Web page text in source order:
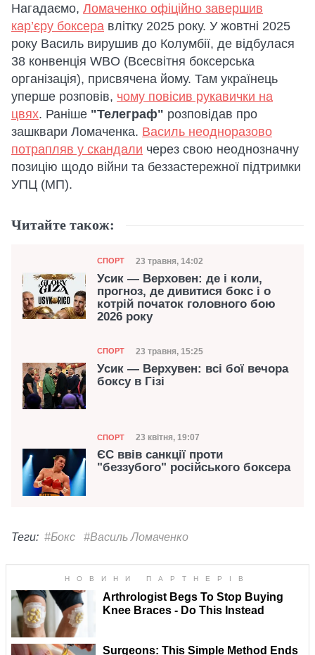
Нагадаємо, Ломаченко офіційно завершив
кар’єру боксера влітку 2025 року. У жовтні 2025
року Василь вирушив до Колумбії, де відбулася
38 конвенція WBO (Всесвітня боксерська
організація), присвячена йому. Там українець
уперше розповів, чому повісив рукавички на
цвях. Раніше "Телеграф" розповідав про
зашквари Ломаченка. Василь неодноразово
потрапляв у скандали через свою неоднозначну
позицію щодо війни та беззастережної підтримки
УПЦ (МП).
Читайте також:
Категорія
СПОРТ Дата публікації
23 травня, 14:02
Усик — Верховен: де і коли,
прогноз, де дивитися бокс і о
котрій початок головного бою
2026 року
Категорія
СПОРТ Дата публікації
23 травня, 15:25
Усик — Верхувен: всі бої вечора
боксу в Гізі
Категорія
СПОРТ Дата публікації
23 квітня, 19:07
ЄС ввів санкції проти
"беззубого" російського боксера
Теги: #Бокс #Василь Ломаченко